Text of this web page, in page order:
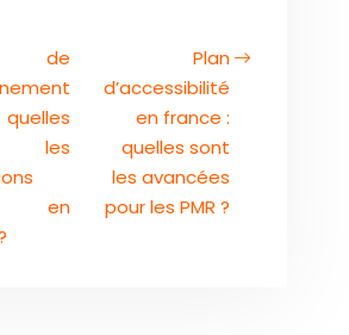
de
les
en
Plan
d’accessibilité
en france :
quelles sont
les avancées
pour les PMR ?